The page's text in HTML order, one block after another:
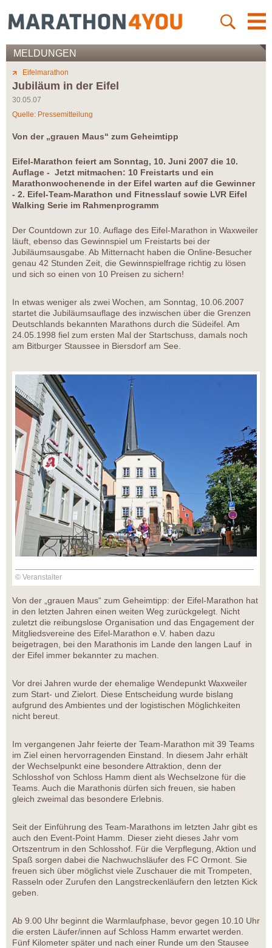
MELDUNGEN
Eifelmarathon
Jubiläum in der Eifel
30.05.07
Quelle: Pressemitteilung
Von der „grauen Maus“ zum Geheimtipp
Eifel-Marathon feiert am Sonntag, 10. Juni 2007 die 10.
Auflage - Jetzt mitmachen: 10 Freistarts und ein
Marathonwochenende in der Eifel warten auf die Gewinner
- 2. Eifel-Team-Marathon und Fitnesslauf sowie LVR Eifel
Walking Serie im Rahmenprogramm
Der Countdown zur 10. Auflage des Eifel-Marathon in Waxweiler
läuft, ebenso das Gewinnspiel um Freistarts bei der
Jubiläumsausgabe. Ab Mitternacht haben die Online-Besucher
genau 42 Stunden Zeit, die Gewinnspielfrage richtig zu lösen
und sich so einen von 10 Preisen zu sichern!
In etwas weniger als zwei Wochen, am Sonntag, 10.06.2007
startet die Jubiläumsauflage des inzwischen über die Grenzen
Deutschlands bekannten Marathons durch die Südeifel. Am
24.05.1998 fiel zum ersten Mal der Startschuss, damals noch
am Bitburger Staussee in Biersdorf am See.
© Veranstalter
Von der „grauen Maus“ zum Geheimtipp: der Eifel-Marathon hat
in den letzten Jahren einen weiten Weg zurückgelegt. Nicht
zuletzt die reibungslose Organisation und das Engagement der
Mitgliedsvereine des Eifel-Marathon e.V. haben dazu
beigetragen, bei den Marathonis im Lande den langen Lauf in
der Eifel immer bekannter zu machen.
Vor drei Jahren wurde der ehemalige Wendepunkt Waxweiler
zum Start- und Zielort. Diese Entscheidung wurde bislang
aufgrund des Ambientes und der logistischen Möglichkeiten
nicht bereut.
Im vergangenen Jahr feierte der Team-Marathon mit 39 Teams
im Ziel einen hervorragenden Einstand. In diesem Jahr erhält
der Wechselpunkt eine besondere Attraktion, denn der
Schlosshof von Schloss Hamm dient als Wechselzone für die
Teams. Auch die Marathonis dürfen sich freuen, sie haben
gleich zweimal das besondere Erlebnis.
Seit der Einführung des Team-Marathons im letzten Jahr gibt es
auch den Event-Point Hamm. Dieser zieht dieses Jahr vom
Ortszentrum in den Schlosshof. Für die Verpflegung, Aktion und
Spaß sorgen dabei die Nachwuchsläufer des FC Ormont. Sie
freuen sich über möglichst viele Zuschauer die mit Trompeten,
Rasseln oder Zurufen den Langstreckenläufern den letzten Kick
geben.
Ab 9.00 Uhr beginnt die Warmlaufphase, bevor gegen 10.10 Uhr
die ersten Läufer/innen auf Schloss Hamm erwartet werden.
Fünf Kilometer später und nach einer Runde um den Stausee